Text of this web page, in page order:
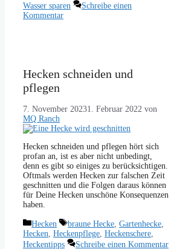
Wasser sparen
Schreibe einen
Kommentar
Hecken schneiden und
pflegen
7. November 20231. Februar 2022 von
MQ Ranch
Hecken schneiden und pflegen hört sich
profan an, ist es aber nicht unbedingt,
denn es gibt so einiges zu berücksichtigen.
Oftmals werden Hecken zur falschen Zeit
geschnitten und die Folgen daraus können
für Deine Hecken unschöne Konsequenzen
haben.
Kategorien
Hecken Schlagwörter
braune Hecke, Gartenhecke,
Hecken, Heckenpflege, Heckenschere,
Heckentipps
Schreibe einen Kommentar